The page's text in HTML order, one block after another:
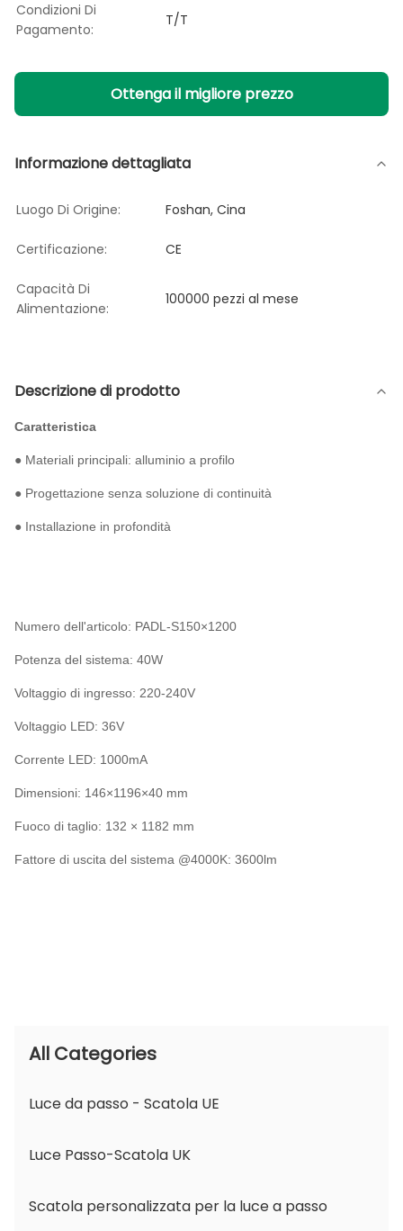
Condizioni Di
Pagamento:
T/T
Ottenga il migliore prezzo
Informazione dettagliata
Luogo Di Origine: Foshan, Cina
Certificazione: CE
Capacità Di
Alimentazione:
100000 pezzi al mese
Descrizione di prodotto
Caratteristica
● Materiali principali: alluminio a profilo
● Progettazione senza soluzione di continuità
● Installazione in profondità
Numero dell'articolo: PADL-S150×1200
Potenza del sistema: 40W
Voltaggio di ingresso: 220-240V
Voltaggio LED: 36V
Corrente LED: 1000mA
Dimensioni: 146×1196×40 mm
Fuoco di taglio: 132 × 1182 mm
Fattore di uscita del sistema @4000K: 3600lm
All Categories
Luce da passo - Scatola UE
Luce Passo-Scatola UK
Scatola personalizzata per la luce a passo